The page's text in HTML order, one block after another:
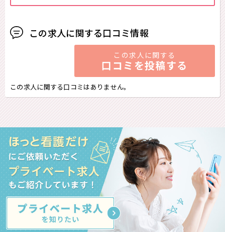
この求人に関する口コミ情報
この求人に関する
口コミを投稿する
この求人に関する口コミはありません。